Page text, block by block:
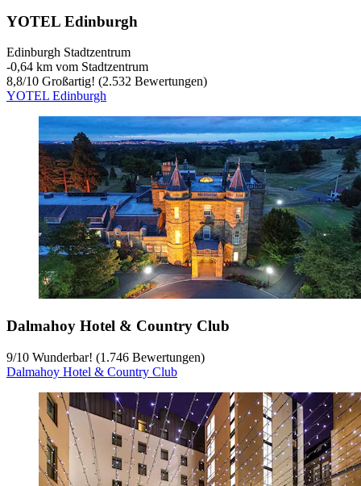
YOTEL Edinburgh
Edinburgh Stadtzentrum
‐0,64 km vom Stadtzentrum
8,8/10 Großartig! (2.532 Bewertungen)
YOTEL Edinburgh
Dalmahoy Hotel & Country Club
9/10 Wunderbar! (1.746 Bewertungen)
Dalmahoy Hotel & Country Club